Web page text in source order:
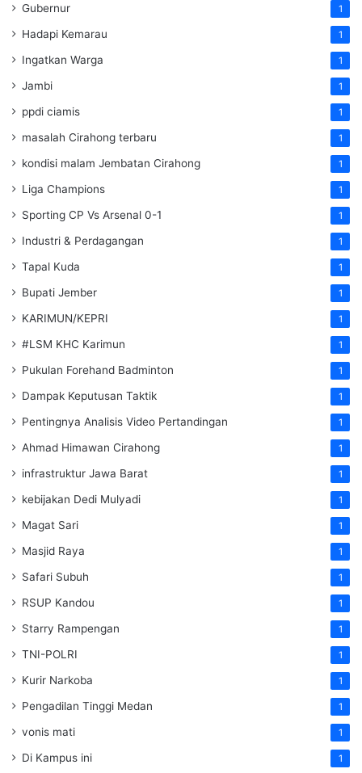
Gubernur 1
Hadapi Kemarau 1
Ingatkan Warga 1
Jambi 1
ppdi ciamis 1
masalah Cirahong terbaru 1
kondisi malam Jembatan Cirahong 1
Liga Champions 1
Sporting CP Vs Arsenal 0-1 1
Industri & Perdagangan 1
Tapal Kuda 1
Bupati Jember 1
KARIMUN/KEPRI 1
#LSM KHC Karimun 1
Pukulan Forehand Badminton 1
Dampak Keputusan Taktik 1
Pentingnya Analisis Video Pertandingan 1
Ahmad Himawan Cirahong 1
infrastruktur Jawa Barat 1
kebijakan Dedi Mulyadi 1
Magat Sari 1
Masjid Raya 1
Safari Subuh 1
RSUP Kandou 1
Starry Rampengan 1
TNI-POLRI 1
Kurir Narkoba 1
Pengadilan Tinggi Medan 1
vonis mati 1
Di Kampus ini 1